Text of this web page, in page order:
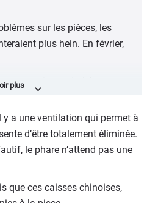
sur les pièces, les
plus hein. En février,
un petit soucis (phare
ils ont changé le feu
en 3 jours.
a une ventilation qui permet à
d’être totalement éliminée.
le phare n’attend pas une
que ces caisses chinoises,